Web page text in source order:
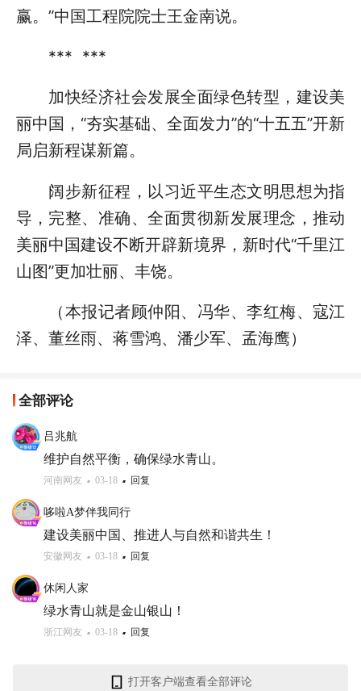
赢。”中国工程院院士王金南说。
*** ***
加快经济社会发展全面绿色转型，建设美
丽中国，“夯实基础、全面发力”的“十五五”开新
局启新程谋新篇。
阔步新征程，以习近平生态文明思想为指
导，完整、准确、全面贯彻新发展理念，推动
美丽中国建设不断开辟新境界，新时代“千里江
山图”更加壮丽、丰饶。
（本报记者顾仲阳、冯华、李红梅、寇江
泽、董丝雨、蒋雪鸿、潘少军、孟海鹰）
全部评论
吕兆航
维护自然平衡，确保绿水青山。
河南网友 03-18 回复
哆啦A梦伴我同行
建设美丽中国、推进人与自然和谐共生！
安徽网友 03-18 回复
休闲人家
绿水青山就是金山银山！
浙江网友 03-18 回复
打开客户端查看全部评论